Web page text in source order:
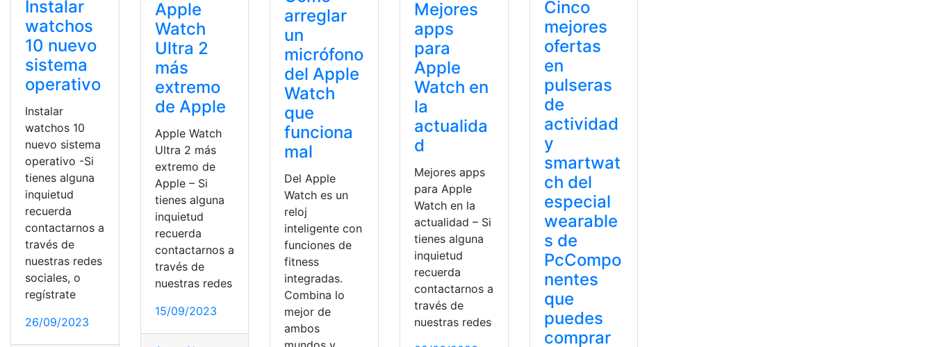
Instalar
watchos
10 nuevo
sistema
operativo
Instalar
watchos 10
nuevo sistema
operativo -Si
tienes alguna
inquietud
recuerda
contactarnos a
través de
nuestras redes
sociales, o
regístrate
26/09/2023
Apple
Watch
Ultra 2
más
extremo
de Apple
Apple Watch
Ultra 2 más
extremo de
Apple – Si
tienes alguna
inquietud
recuerda
contactarnos a
través de
nuestras redes
15/09/2023
arreglar
un
micrófono
del Apple
Watch
que
funciona
mal
Del Apple
Watch es un
reloj
inteligente con
funciones de
fitness
integradas.
Combina lo
mejor de
ambos
Mejores
apps
para
Apple
Watch en
la
actualida
d
Mejores apps
para Apple
Watch en la
actualidad – Si
tienes alguna
inquietud
recuerda
contactarnos a
través de
nuestras redes
Cinco
mejores
ofertas
en
pulseras
de
actividad
y
smartwat
ch del
especial
wearable
s de
PcCompo
nentes
que
puedes
comprar